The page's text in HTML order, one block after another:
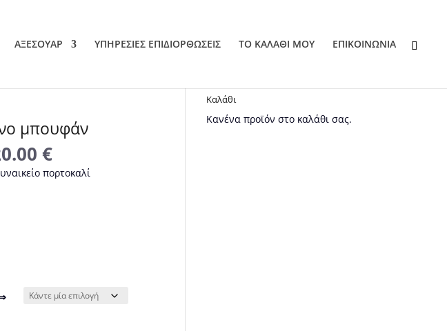
ΑΞΕΣΟΥΑΡ ΥΠΗΡΕΣΙΕΣ ΕΠΙΔΙΟΡΘΩΣΕΙΣ ΤΟ ΚΑΛΑΘΙ ΜΟΥ EΠΙΚΟΙΝΩΝΙΑ
μπουφάν
€.
€Η
τρέχουσα
τιμή
πορτοκαλί
Καλάθι
Κανένα προϊόν στο καλάθι σας.